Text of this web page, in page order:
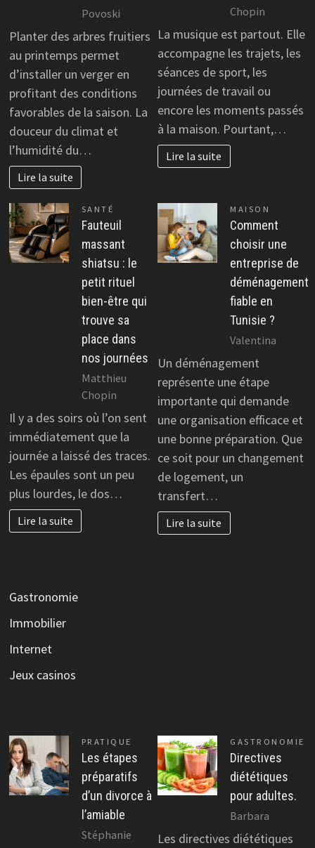
Povoski
Planter des arbres fruitiers
au printemps permet
d’installer un verger en
profitant des conditions
favorables de la saison. La
douceur du climat et
l’humidité du…
Lire la suite
Chopin
La musique est partout. Elle
accompagne les trajets, les
séances de sport, les
journées de travail ou
encore les moments passés
à la maison. Pourtant,…
Lire la suite
SANTÉ
Fauteuil
massant
shiatsu : le
petit rituel
bien-être qui
trouve sa
place dans
nos journées
Matthieu
Chopin
Il y a des soirs où l’on sent
immédiatement que la
journée a laissé des traces.
Les épaules sont un peu
plus lourdes, le dos…
Lire la suite
MAISON
Comment
choisir une
entreprise de
déménagement
fiable en
Tunisie ?
Valentina
Un déménagement
représente une étape
importante qui demande
une organisation efficace et
une bonne préparation. Que
ce soit pour un changement
de logement, un
transfert…
Lire la suite
Gastronomie
Immobilier
Internet
Jeux casinos
PRATIQUE
Les étapes
préparatifs
d’un divorce à
l’amiable
Stéphanie
GASTRONOMIE
Directives
diététiques
pour adultes.
Barbara
Les directives diététiques